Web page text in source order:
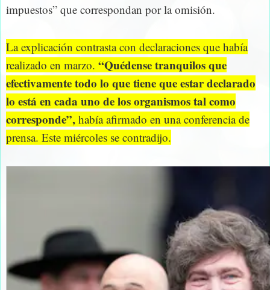
impuestos” que correspondan por la omisión.
La explicación contrasta con declaraciones que había
realizado en marzo. “Quédense tranquilos que
efectivamente todo lo que tiene que estar declarado
lo está en cada uno de los organismos tal como
corresponde”, había afirmado en una conferencia de
prensa. Este miércoles se contradijo.